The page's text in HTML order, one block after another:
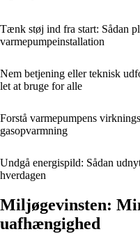
Tænk støj ind fra start: Sådan
varmepumpeinstallation
Nem betjening eller teknisk
let at bruge for alle
Forstå varmepumpens
gasopvarmning
Undgå energispild: Sådan
hverdagen
Miljøgevinsten:
uafhængighed